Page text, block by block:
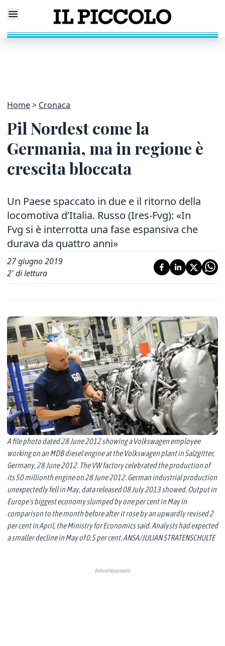
Home Cronaca
Pil Nordest come la
Germania, ma in regione è
crescita bloccata
Un Paese spaccato in due e il ritorno della
locomotiva d’Italia. Russo (Ires-Fvg): «In
Fvg si è interrotta una fase espansiva che
durava da quattro anni»
27 giugno 2019
2' di lettura
A file photo dated 28 June 2012 showing a Volkswagen employee
working on an MDB diesel engine at the Volkswagen plant in Salzgitter,
Germany, 28 June 2012. The VW factory celebrated the production of
its 50 millionth engine on 28 June 2012. German industrial production
unexpectedly fell in May, data released 08 July 2013 showed. Output in
Europe's biggest economy slumped by one per cent in May in
comparison to the month before after it rose by an upwardly revised 2
per cent in April, the Ministry for Economics said. Analysts had expected
a smaller decline in May of 0.5 per cent. ANSA/JULIAN STRATENSCHULTE